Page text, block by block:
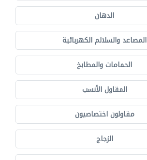
الدهان
المصاعد والسلالم الكهربائية
الحمامات والمطابخ
المقاول الأنسب
مقاولون اختصاصيون
الزجاج